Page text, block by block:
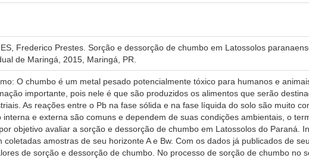
Frederico Prestes. Sorção e dessorção de chumbo em Latossolos
de Maringá, 2015, Maringá, PR.
O chumbo é um metal pesado potencialmente tóxico para humanos e
importante, pois nele é que são produzidos os alimentos que serão
As reações entre o Pb na fase sólida e na fase líquida do solo são muito
interna e externa são comuns e dependem de suas condições ambientais, o
objetivo avaliar a sorção e dessorção de chumbo em Latossolos do Paraná.
coletadas amostras de seu horizonte A e Bw. Com os dados já publicados de
de sorção e dessorção de chumbo. No processo de sorção de chumbo no